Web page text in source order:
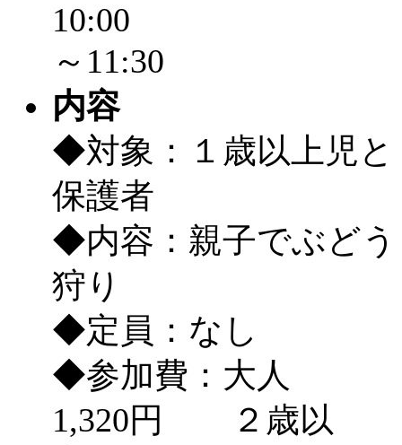
10:00
～11:30
内容
◆対象：１歳以上児と
保護者
◆内容：親子でぶどう
狩り
◆定員：なし
◆参加費：大人
1,320円 ２歳以